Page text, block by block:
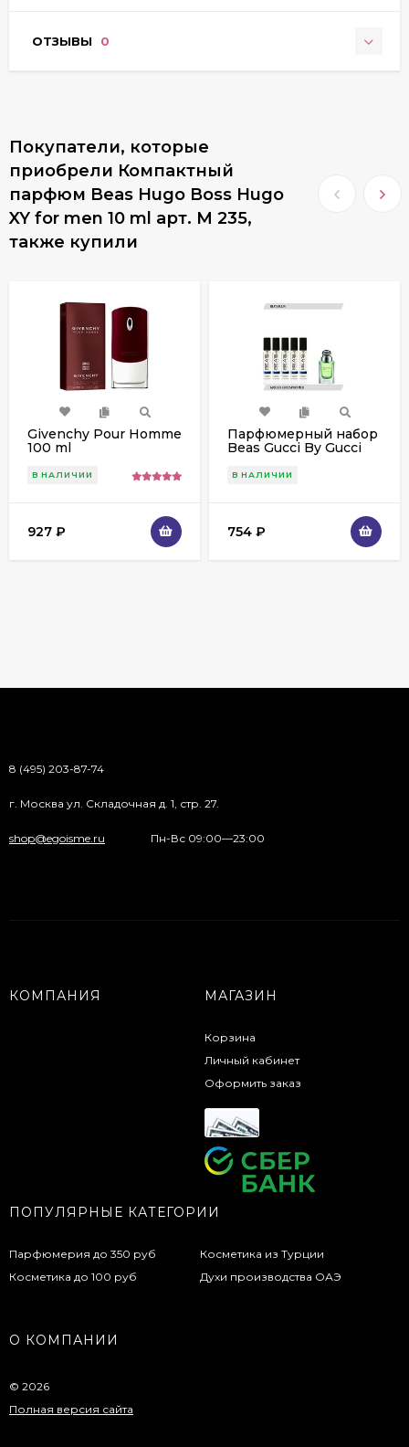
ОТЗЫВЫ 0
Покупатели, которые
приобрели Компактный
парфюм Beas Hugo Boss Hugo
XY for men 10 ml арт. M 235,
также купили
Givenchy Pour Homme
100 ml
В НАЛИЧИИ
927 ₽
Парфюмерный набор
Beas Gucci By Gucci
234
В НАЛИЧИИ
754 ₽
8 (495) 203-87-74
г. Москва ул. Складочная д. 1, стр. 27.
shop@egoisme.ru Пн-Вс 09:00—23:00
КОМПАНИЯ МАГАЗИН
Корзина
Личный кабинет
Оформить заказ
ПОПУЛЯРНЫЕ КАТЕГОРИИ
Парфюмерия до 350 руб
Косметика до 100 руб
Косметика из Турции
Духи производства ОАЭ
О КОМПАНИИ
© 2026
Полная версия сайта